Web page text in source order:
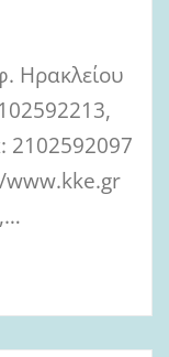
Ηρακλείου
2102592097